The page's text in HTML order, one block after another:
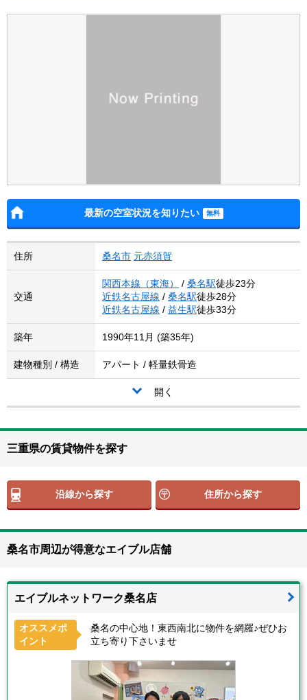
最新の空室状況を知りたい
住所 桑名市 元赤須賀
交通
関西本線（東海） / 桑名駅徒歩23分
近鉄名古屋線 / 桑名駅徒歩28分
近鉄名古屋線 / 益生駅徒歩33分
築年 1990年11月 (築35年)
建物種別 / 構造 アパート / 軽量鉄骨造
開く
三重県の賃貸物件を探す
沿線から探す 住所から探す
桑名市周辺が得意なエイブル店舗
エイブルネットワーク桑名店
オススメポ
イント
桑名の中心地！東西南北に物件を網羅♪ぜひお
立ち寄り下さいませ